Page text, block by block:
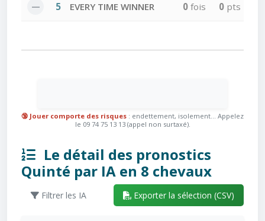
— 5 EVERY TIME WINNER 0 fois 0 pts
🔞 Jouer comporte des risques : endettement, isolement... Appelez
le 09 74 75 13 13 (appel non surtaxé).
Le détail des pronostics
Quinté par IA en 8 chevaux
Filtrer les IA Exporter la sélection (CSV)